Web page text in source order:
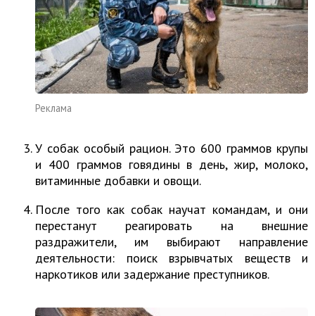
Реклама
У собак особый рацион. Это 600 граммов крупы
и 400 граммов говядины в день, жир, молоко,
витаминные добавки и овощи.
После того как собак научат командам, и они
перестанут реагировать на внешние
раздражители, им выбирают направление
деятельности: поиск взрывчатых веществ и
наркотиков или задержание преступников.